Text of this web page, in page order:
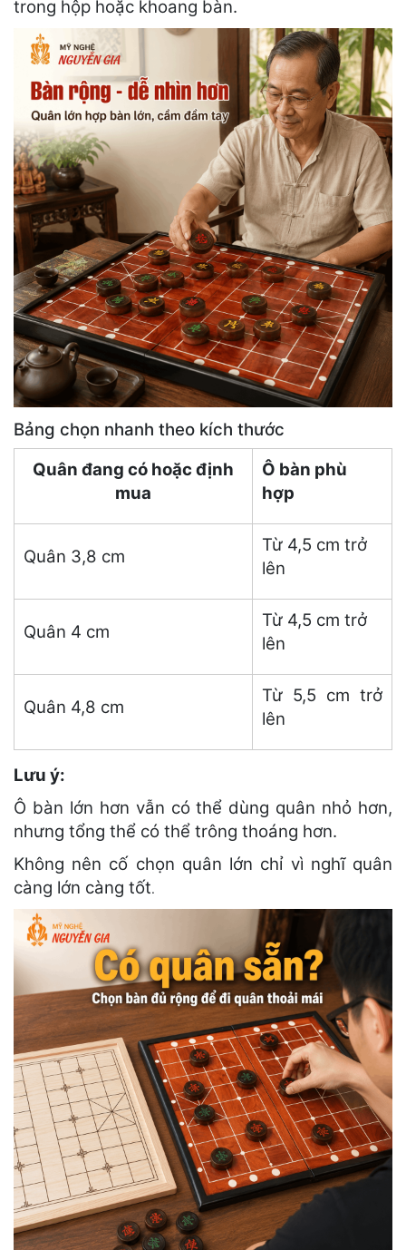
trong hộp hoặc khoang bàn.
Bảng chọn nhanh theo kích thước
Quân đang có hoặc định
mua
Ô bàn phù
hợp
Quân 3,8 cm
Từ 4,5 cm trở
lên
Quân 4 cm
Từ 4,5 cm trở
lên
Quân 4,8 cm
Từ 5,5 cm trở
lên
Lưu ý:
Ô bàn lớn hơn vẫn có thể dùng quân nhỏ hơn,
nhưng tổng thể có thể trông thoáng hơn.
Không nên cố chọn quân lớn chỉ vì nghĩ quân
càng lớn càng tốt.